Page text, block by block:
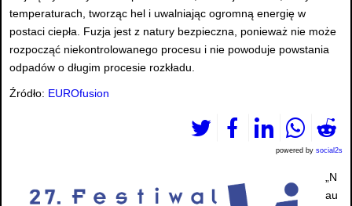
temperaturach, tworząc hel i uwalniając ogromną energię w
postaci ciepła. Fuzja jest z natury bezpieczna, ponieważ nie może
rozpocząć niekontrolowanego procesu i nie powoduje powstania
odpadów o długim procesie rozkładu.
Źródło: EUROfusion
powered by social2s
„N
au